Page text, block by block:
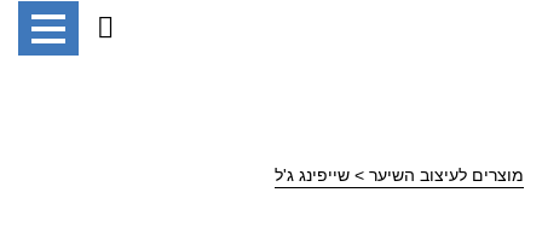
מוצרים לעיצוב השיער > שייפינג ג'ל